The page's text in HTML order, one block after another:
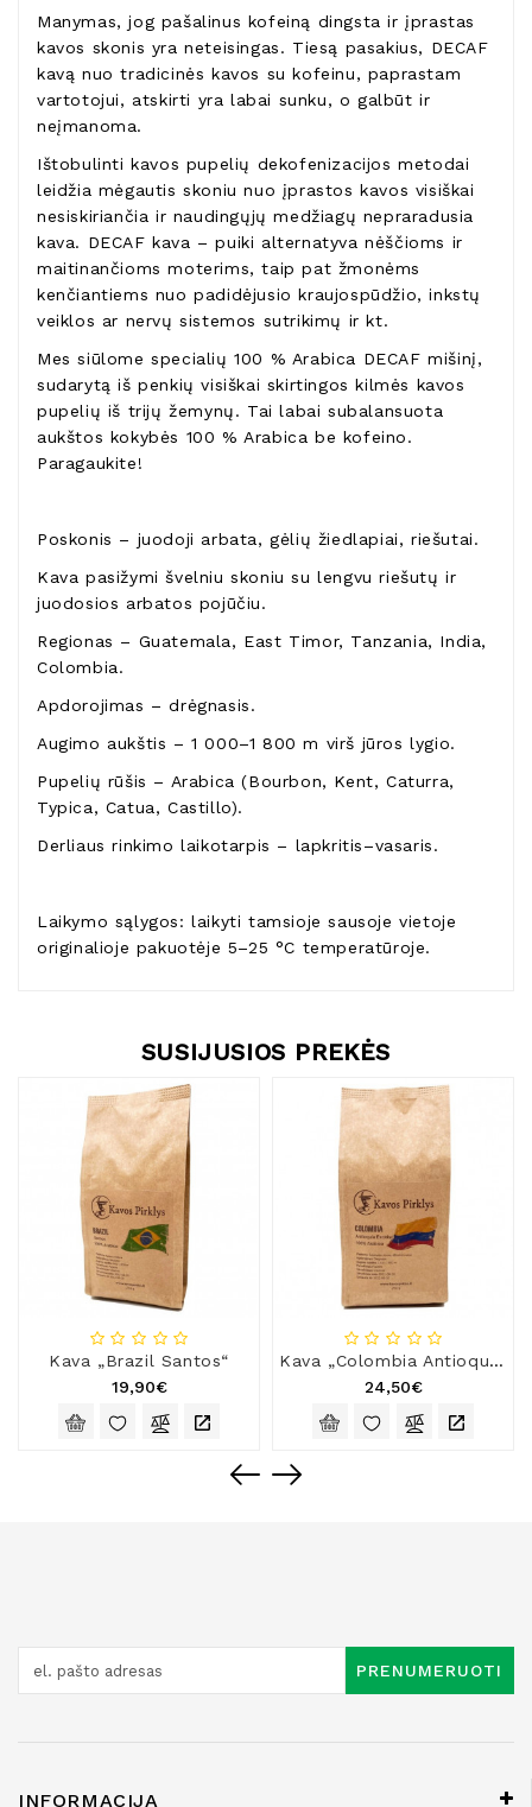
Manymas, jog pašalinus kofeiną dingsta ir įprastas
kavos skonis yra neteisingas. Tiesą pasakius, DECAF
kavą nuo tradicinės kavos su kofeinu, paprastam
vartotojui, atskirti yra labai sunku, o galbūt ir
neįmanoma.
Ištobulinti kavos pupelių dekofenizacijos metodai
leidžia mėgautis skoniu nuo įprastos kavos visiškai
nesiskiriančia ir naudingųjų medžiagų nepraradusia
kava. DECAF kava – puiki alternatyva nėščioms ir
maitinančioms moterims, taip pat žmonėms
kenčiantiems nuo padidėjusio kraujospūdžio, inkstų
veiklos ar nervų sistemos sutrikimų ir kt.
Mes siūlome specialių 100 % Arabica DECAF mišinį,
sudarytą iš penkių visiškai skirtingos kilmės kavos
pupelių iš trijų žemynų. Tai labai subalansuota
aukštos kokybės 100 % Arabica be kofeino.
Paragaukite!
Poskonis – juodoji arbata, gėlių žiedlapiai, riešutai.
Kava pasižymi švelniu skoniu su lengvu riešutų ir
juodosios arbatos pojūčiu.
Regionas – Guatemala, East Timor, Tanzania, India,
Colombia.
Apdorojimas – drėgnasis.
Augimo aukštis – 1 000–1 800 m virš jūros lygio.
Pupelių rūšis – Arabica (Bourbon, Kent, Caturra,
Typica, Catua, Castillo).
Derliaus rinkimo laikotarpis – lapkritis–vasaris.
Laikymo sąlygos: laikyti tamsioje sausoje vietoje
originalioje pakuotėje 5–25 °C temperatūroje.
SUSIJUSIOS PREKĖS
Kava „Brazil Santos“
19,90€
Kava „Colombia Antioquia Excelso“
24,50€
PRENUMERUOTI
INFORMACIJA